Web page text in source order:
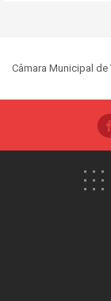
Câmara Municipal de